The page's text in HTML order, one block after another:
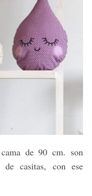
de 90 cm. son
de casitas, con ese